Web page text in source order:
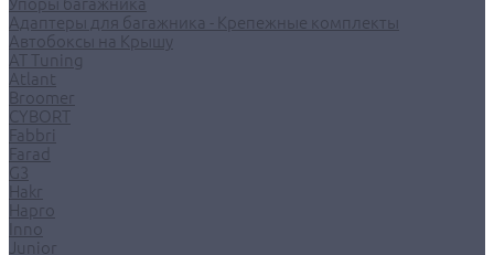
Упоры багажника
Адаптеры для багажника - Крепежные комплекты
Автобоксы на Крышу
AT Tuning
Atlant
Broomer
CYBORT
Fabbri
Farad
G3
Hakr
Hapro
Inno
Junior